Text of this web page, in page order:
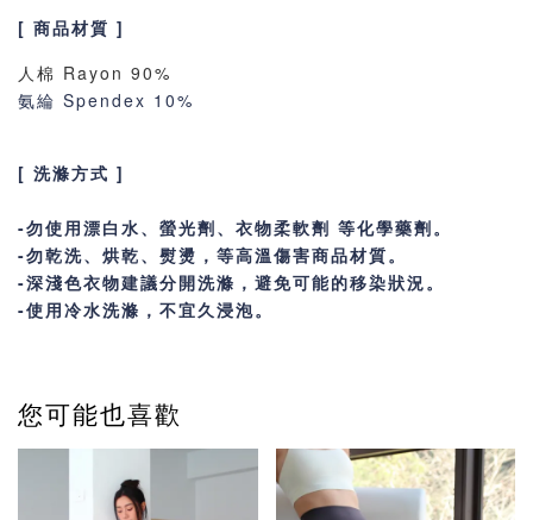
[ 商品材質 ]
人棉 Rayon 90%
氨綸 Spendex 10%
[ 洗滌方式 ]
-勿使用漂白水、螢光劑、衣物柔軟劑 等化學藥劑。
-勿乾洗、烘乾、熨燙，等高溫傷害商品材質。
-深淺色衣物建議分開洗滌，避免可能的移染狀況。
-使用冷水洗滌，不宜久浸泡。
您可能也喜歡